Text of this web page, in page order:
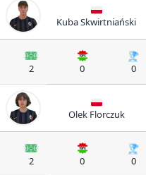
Kuba Skwirtniański
2 0 0
Olek Florczuk
2 0 0